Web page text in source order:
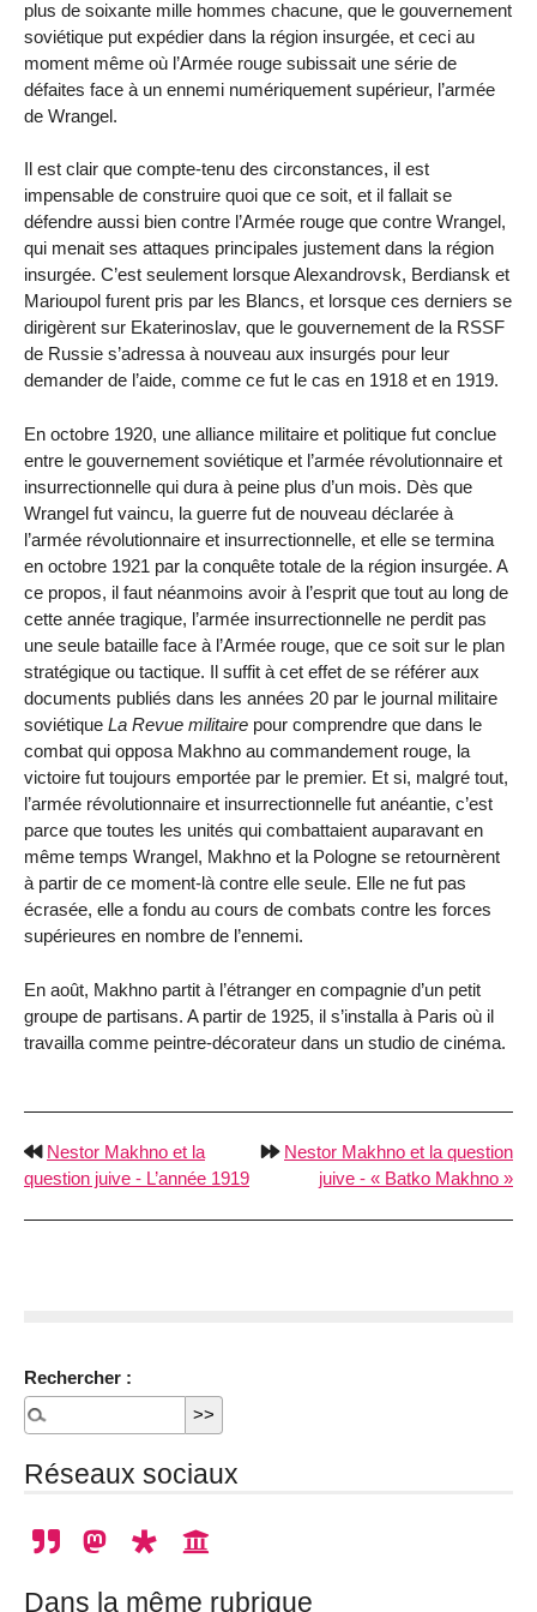
plus de soixante mille hommes chacune, que le gouvernement
soviétique put expédier dans la région insurgée, et ceci au
moment même où l’Armée rouge subissait une série de
défaites face à un ennemi numériquement supérieur, l’armée
de Wrangel.
Il est clair que compte-tenu des circonstances, il est
impensable de construire quoi que ce soit, et il fallait se
défendre aussi bien contre l’Armée rouge que contre Wrangel,
qui menait ses attaques principales justement dans la région
insurgée. C’est seulement lorsque Alexandrovsk, Berdiansk et
Marioupol furent pris par les Blancs, et lorsque ces derniers se
dirigèrent sur Ekaterinoslav, que le gouvernement de la RSSF
de Russie s’adressa à nouveau aux insurgés pour leur
demander de l’aide, comme ce fut le cas en 1918 et en 1919.
En octobre 1920, une alliance militaire et politique fut conclue
entre le gouvernement soviétique et l’armée révolutionnaire et
insurrectionnelle qui dura à peine plus d’un mois. Dès que
Wrangel fut vaincu, la guerre fut de nouveau déclarée à
l’armée révolutionnaire et insurrectionnelle, et elle se termina
en octobre 1921 par la conquête totale de la région insurgée. A
ce propos, il faut néanmoins avoir à l’esprit que tout au long de
cette année tragique, l’armée insurrectionnelle ne perdit pas
une seule bataille face à l’Armée rouge, que ce soit sur le plan
stratégique ou tactique. Il suffit à cet effet de se référer aux
documents publiés dans les années 20 par le journal militaire
soviétique La Revue militaire pour comprendre que dans le
combat qui opposa Makhno au commandement rouge, la
victoire fut toujours emportée par le premier. Et si, malgré tout,
l’armée révolutionnaire et insurrectionnelle fut anéantie, c’est
parce que toutes les unités qui combattaient auparavant en
même temps Wrangel, Makhno et la Pologne se retournèrent
à partir de ce moment-là contre elle seule. Elle ne fut pas
écrasée, elle a fondu au cours de combats contre les forces
supérieures en nombre de l’ennemi.
En août, Makhno partit à l’étranger en compagnie d’un petit
groupe de partisans. A partir de 1925, il s’installa à Paris où il
travailla comme peintre-décorateur dans un studio de cinéma.
Nestor Makhno et la
question juive - L’année 1919
Nestor Makhno et la question
juive - « Batko Makhno »
Rechercher :
Réseaux sociaux
Dans la même rubrique